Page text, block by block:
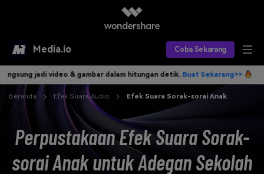
Media.io Coba Sekarang
Alat AI
AI Video
AI Gambar
AI Audio
Asisten Video AI
Editor Video AI
Efek AI
Efek Video
Sumber Daya
jadi video & gambar dalam hitungan detik.Buat Sekarang>> Tulis
Beranda Efek Suara Audio Efek Suara Sorak-sorai Anak
Perpustakaan Efek Suara Sorak-
sorai Anak untuk Adegan Sekolah